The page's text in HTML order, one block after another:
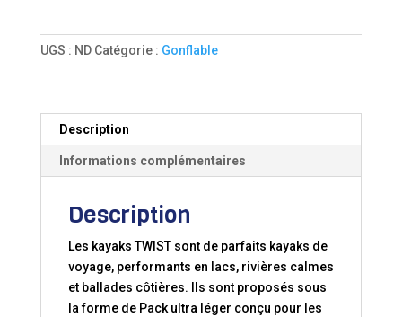
UGS : ND Catégorie : Gonflable
Description
Informations complémentaires
Description
Les kayaks TWIST sont de parfaits kayaks de
voyage, performants en lacs, rivières calmes
et ballades côtières. Ils sont proposés sous
la forme de Pack ultra léger conçu pour les